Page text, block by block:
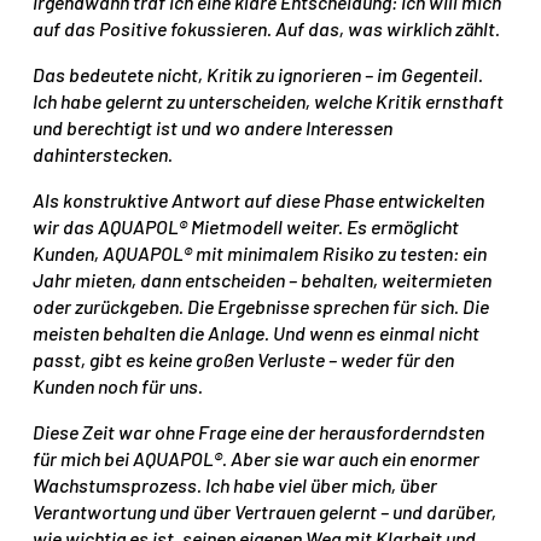
auf das Positive fokussieren. Auf das, was wirklich zählt.
Das bedeutete nicht, Kritik zu ignorieren – im Gegenteil.
Ich habe gelernt zu unterscheiden, welche Kritik ernsthaft
und berechtigt ist und wo andere Interessen
dahinterstecken.
Als konstruktive Antwort auf diese Phase entwickelten
wir das AQUAPOL® Mietmodell weiter. Es ermöglicht
Kunden, AQUAPOL® mit minimalem Risiko zu testen: ein
Jahr mieten, dann entscheiden – behalten, weitermieten
oder zurückgeben. Die Ergebnisse sprechen für sich. Die
meisten behalten die Anlage. Und wenn es einmal nicht
passt, gibt es keine großen Verluste – weder für den
Kunden noch für uns.
Diese Zeit war ohne Frage eine der herausforderndsten
für mich bei AQUAPOL®. Aber sie war auch ein enormer
Wachstumsprozess. Ich habe viel über mich, über
Verantwortung und über Vertrauen gelernt – und darüber,